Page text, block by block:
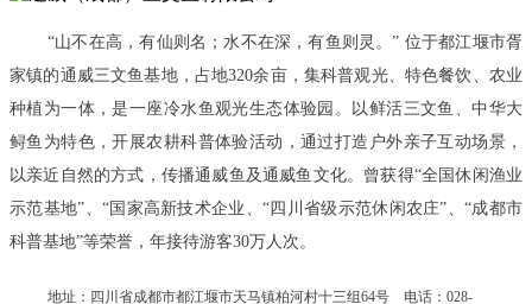
“山不在高，有仙则名；水不在深，有鱼则灵。” 位于都江堰市胥
家镇的通威三文鱼基地，占地320余亩，集科普观光、特色餐饮、农业
种植为一体，是一座冷水鱼观光生态体验园。以鲜活三文鱼、中华大
鲟鱼为特色，开展农耕科普体验活动，通过打造户外亲子互动场景，
以亲近自然的方式，传播通威鱼及通威鱼文化。曾获得“全国休闲渔业
示范基地”、“国家高新技术企业、“四川省级示范休闲农庄”、“成都市
科普基地”等荣誉，年接待游客30万人次。
地址：四川省成都市都江堰市天马镇柏河村十三组64号 电话：028-